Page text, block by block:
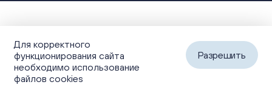
Для корректного
функционирования сайта
необходимо использование
файлов cookies
Разрешить